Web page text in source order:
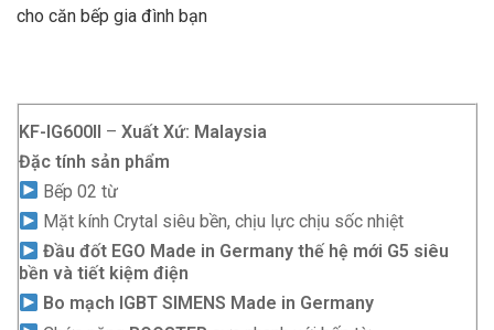
cho căn bếp gia đình bạn
KF-IG600II – Xuất Xứ: Malaysia
Đặc tính sản phẩm
Bếp 02 từ
Mặt kính Crytal siêu bền, chịu lực chịu sốc nhiệt
Đầu đốt EGO Made in Germany thế hệ mới G5 siêu
bền và tiết kiệm điện
Bo mạch IGBT SIMENS Made in Germany